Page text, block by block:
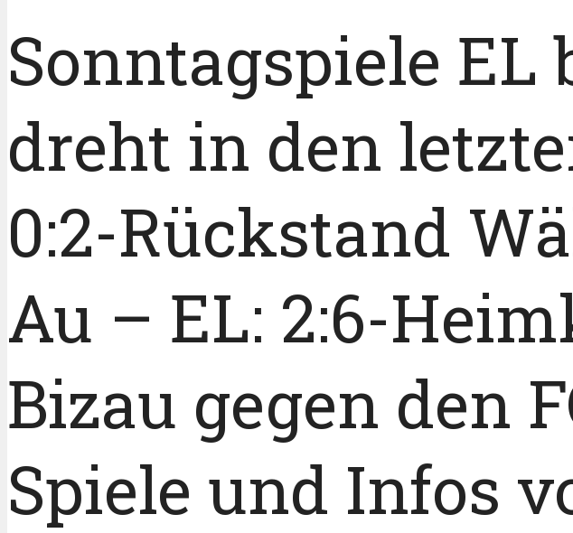
Sonntagspiele EL
dreht in den
0:2-Rückstand
Au – EL: 2:6-
Bizau gegen den
Spiele und Infos